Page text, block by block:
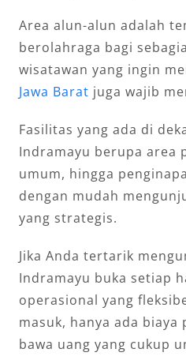
Area alun-alun adalah
berolahraga bagi
wisatawan yang ingin
Jawa Barat juga wajib
Fasilitas yang ada di
Indramayu berupa area
umum, hingga
dengan mudah
yang strategis.
Jika Anda tertarik
Indramayu buka setiap
operasional yang
masuk, hanya ada
bawa uang yang cukup